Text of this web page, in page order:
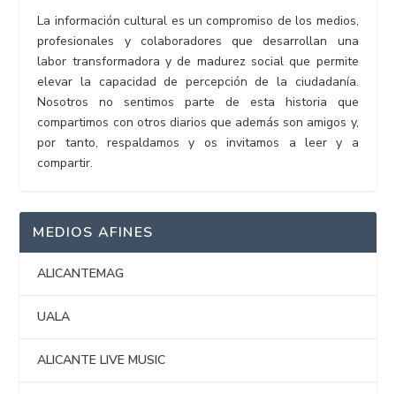
La información cultural es un compromiso de los medios,
profesionales y colaboradores que desarrollan una
labor transformadora y de madurez social que permite
elevar la capacidad de percepción de la ciudadanía.
Nosotros no sentimos parte de esta historia que
compartimos con otros diarios que además son amigos y,
por tanto, respaldamos y os invitamos a leer y a
compartir.
MEDIOS AFINES
ALICANTEMAG
UALA
ALICANTE LIVE MUSIC